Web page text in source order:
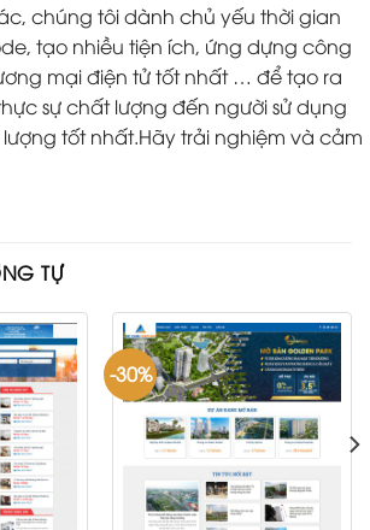
chúng tôi dành chủ yếu thời gian
tạo nhiều tiện ích, ứng dựng công
mại điện tử tốt nhất … để tạo ra
sự chất lượng đến người sử dụng
tốt nhất.Hãy trải nghiệm và cảm
TỰ
-30%